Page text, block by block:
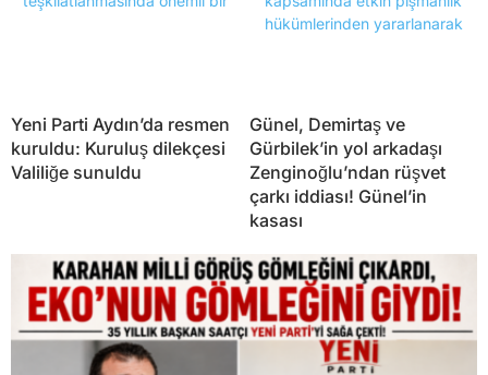
Yeni Parti Aydın’da resmen
kuruldu: Kuruluş dilekçesi
Valiliğe sunuldu
Günel, Demirtaş ve
Gürbilek’in yol arkadaşı
Zenginoğlu’ndan rüşvet
çarkı iddiası! Günel’in
kasası